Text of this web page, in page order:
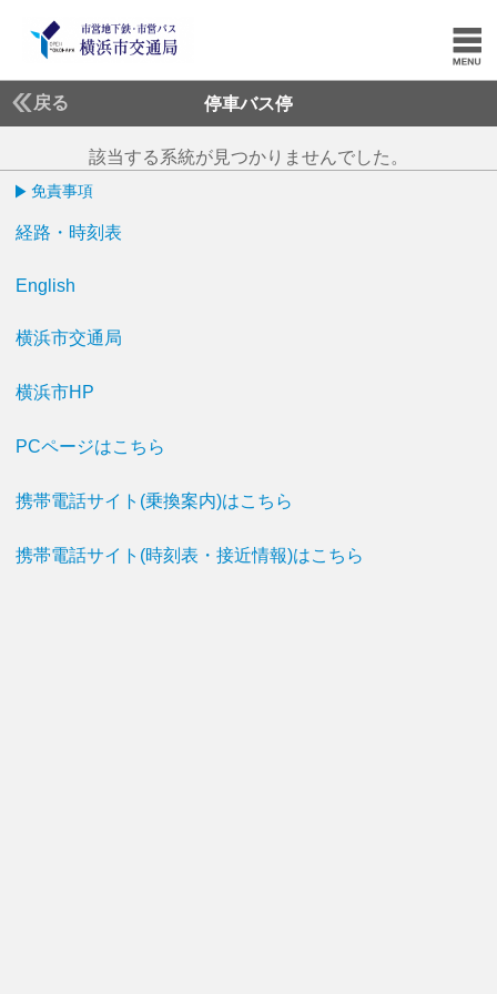
戻る 停車バス停
該当する系統が見つかりませんでした。
免責事項
経路・時刻表
English
横浜市交通局
横浜市HP
PCページはこちら
携帯電話サイト(乗換案内)はこちら
携帯電話サイト(時刻表・接近情報)はこちら